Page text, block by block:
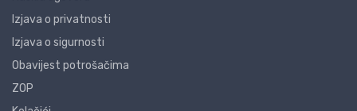
Izjava o privatnosti
Izjava o sigurnosti
Obavijest potrošačima
ZOP